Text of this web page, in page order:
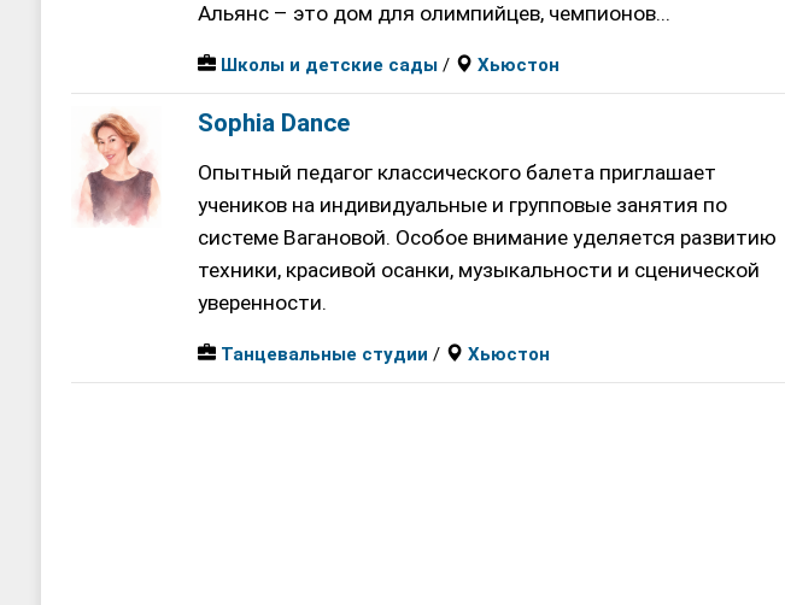
Альянс – это дом для олимпийцев, чемпионов...
Школы и детские сады/ Хьюстон
Sophia Dance
Опытный педагог классического балета приглашает
учеников на индивидуальные и групповые занятия по
системе Вагановой. Особое внимание уделяется развитию
техники, красивой осанки, музыкальности и сценической
уверенности.
Танцевальные студии / Хьюстон